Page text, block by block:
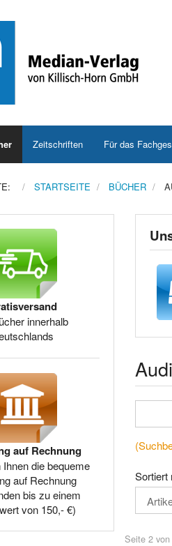
Zeitschriften Für das
STARTSEITE BÜCHER
Sortiert
Seite 2 von
innerhalb
auf Rechnung
Ihnen die bequeme
auf Rechnung
bis zu einem
von 150,- €)